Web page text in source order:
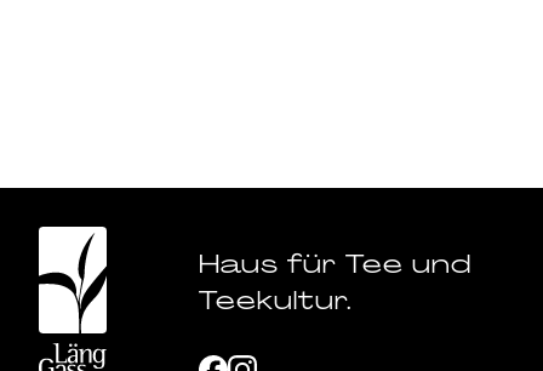
Haus für Tee und
Teekultur.